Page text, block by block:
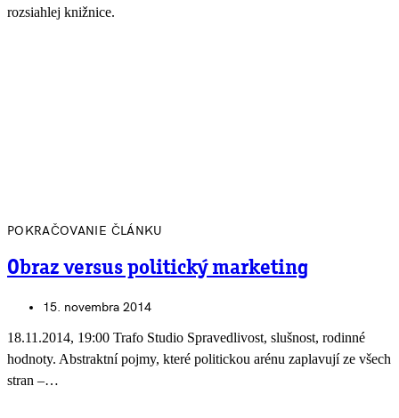
rozsiahlej knižnice.
POKRAČOVANIE ČLÁNKU
Obraz versus politický marketing
15. novembra 2014
18.11.2014, 19:00 Trafo Studio Spravedlivost, slušnost, rodinné
hodnoty. Abstraktní pojmy, které politickou arénu zaplavují ze všech
stran –…